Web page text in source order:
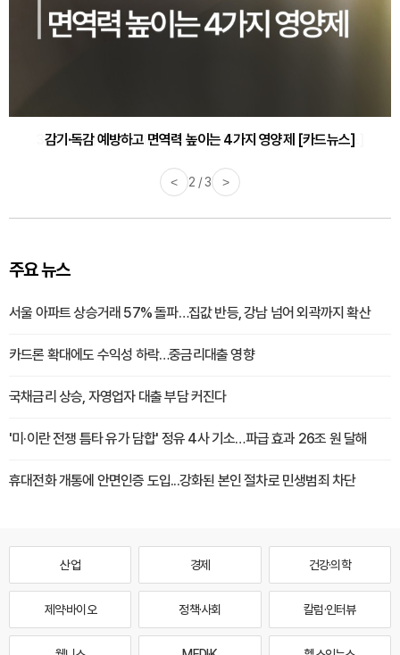
감기·독감 예방하고 면역력 높이는 4가지 영양제 [카드뉴스]
< 3 / 3 >
주요 뉴스
서울 아파트 상승거래 57% 돌파…집값 반등, 강남 넘어 외곽까지 확산
카드론 확대에도 수익성 하락…중금리대출 영향
국채금리 상승, 자영업자 대출 부담 커진다
'미·이란 전쟁 틈타 유가 담합' 정유 4사 기소…파급 효과 26조 원 달해
휴대전화 개통에 안면인증 도입...강화된 본인 절차로 민생범죄 차단
산업 경제 건강·의학
제약·바이오 정책·사회 칼럼·인터뷰